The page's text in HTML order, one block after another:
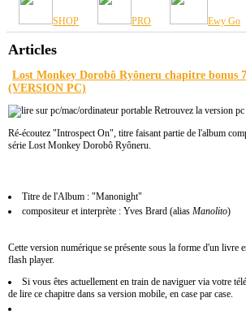
SHOP PRO Ewy Go
Articles
Lost Monkey Dorobô Ryôneru chapitre bonus
(VERSION PC)
Retrouvez la version
Ré-écoutez "Introspect On", titre faisant partie de l'album
série Lost Monkey Dorobô Ryôneru.
Titre de l'Album : "Manonight"
compositeur et interprète : Yves Brard (alias Manolito)
Cette version numérique se présente sous la forme d'un livre
flash player.
Si vous êtes actuellement en train de naviguer via votre
de lire ce chapitre dans sa version mobile, en case par case.